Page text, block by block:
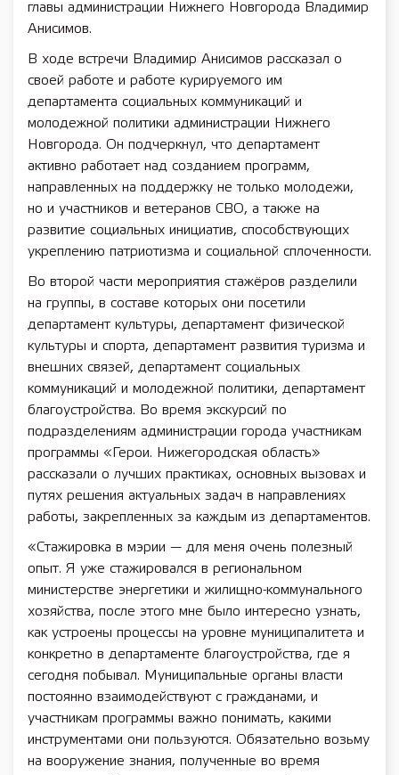
главы администрации Нижнего Новгорода Владимир
Анисимов.
В ходе встречи Владимир Анисимов рассказал о
своей работе и работе курируемого им
департамента социальных коммуникаций и
молодежной политики администрации Нижнего
Новгорода. Он подчеркнул, что департамент
активно работает над созданием программ,
направленных на поддержку не только молодежи,
но и участников и ветеранов СВО, а также на
развитие социальных инициатив, способствующих
укреплению патриотизма и социальной сплоченности.
Во второй части мероприятия стажёров разделили
на группы, в составе которых они посетили
департамент культуры, департамент физической
культуры и спорта, департамент развития туризма и
внешних связей, департамент социальных
коммуникаций и молодежной политики, департамент
благоустройства. Во время экскурсий по
подразделениям администрации города участникам
программы «Герои. Нижегородская область»
рассказали о лучших практиках, основных вызовах и
путях решения актуальных задач в направлениях
работы, закрепленных за каждым из департаментов.
«Стажировка в мэрии — для меня очень полезный
опыт. Я уже стажировался в региональном
министерстве энергетики и жилищно-коммунального
хозяйства, после этого мне было интересно узнать,
как устроены процессы на уровне муниципалитета и
конкретно в департаменте благоустройства, где я
сегодня побывал. Муниципальные органы власти
постоянно взаимодействуют с гражданами, и
участникам программы важно понимать, какими
инструментами они пользуются. Обязательно возьму
на вооружение знания, полученные во время